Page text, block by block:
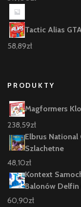
Tactic Alias
58,89zł
PRODUKTY
Magformers
238,59zł
Elbrus
Szlachetne
48,10zł
Kontext
Balonów Delfin
60,90zł